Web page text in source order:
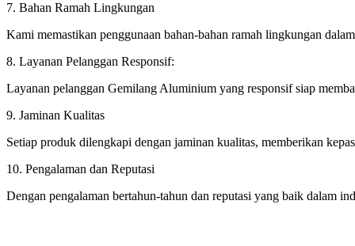
7. Bahan Ramah Lingkungan
Kami memastikan penggunaan bahan-bahan ramah lingkungan
8. Layanan Pelanggan Responsif:
Layanan pelanggan Gemilang Aluminium yang responsif siap
9. Jaminan Kualitas
Setiap produk dilengkapi dengan jaminan kualitas, memberikan
10. Pengalaman dan Reputasi
Dengan pengalaman bertahun-tahun dan reputasi yang baik dalam